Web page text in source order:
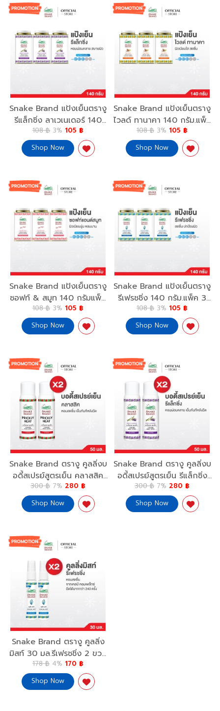
Snake Brand แป้งเย็นตรางู
รีแล็กซิ่ง ลาเวเนเดอร์ 140
กรัม.แพ็ค 3 กระป๋อง Prickly
Heat Cooling Powder
Relaxing 140g.x3
108 ฿ 3% 105 ฿
Shop Now
Snake Brand แป้งเย็นตรางู
ไวลด์ ทานาคา 140 กรัม.แพ็ค
3 กระป๋อง Prickly Heat
Cooling Powder Wild
Thanaka 140g.x3
108 ฿ 3% 105 ฿
Shop Now
Snake Brand แป้งเย็นตรางู
ซอฟท์ & สมูท 140 กรัมแพ็ค
3 กระป่อง Prickly Heat
Cooling Powder Soft &
Smooth 140g.x3
108 ฿ 3% 105 ฿
Shop Now
Snake Brand แป้งเย็นตรางู
รีเฟรชชิ่ง 140 กรัม.แพ็ค 3
กระป๋อง Prickly Heat
Cooling Powder
Refreshing 140g.x3
108 ฿ 3% 105 ฿
Shop Now
Snake Brand ตรางู คูลลิ่งบ
อดี้สเปรย์สูตรเย็น คลาสสิค
50 มล.2 กระป๋อง Cooling
Body Spray Classic
50ml.x2
300 ฿ 7% 280 ฿
Shop Now
Snake Brand ตรางู คูลลิ่งบ
อดี้สเปรย์สูตรเย็น รีแล็กซิ่ง
50 มล. 2 กระป๋อง Cooling
Body Spray Relaxing
50ml.x2
300 ฿ 7% 280 ฿
Shop Now
Snake Brand ตรางู คูลลิ่ง
มิสท์ 30 มล.รีเฟรชชิ่ง 2 ขวด
(สเปรย์เย็น, บอดี้สเปรย์,
Cooling Mist Spray,
Refreshing)
178 ฿ 4% 170 ฿
Shop Now